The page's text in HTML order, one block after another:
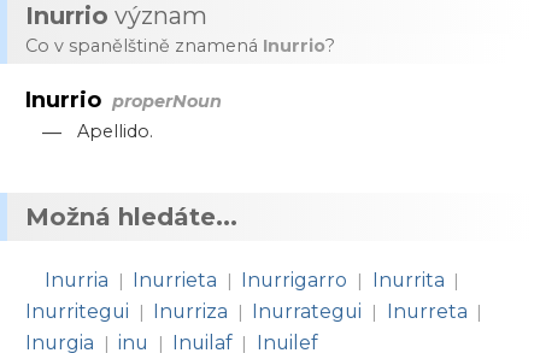
Inurrio význam
Co v spanělštině znamená Inurrio?
Inurrio properNoun
— Apellido.
Možná hledáte...
Inurria | Inurrieta | Inurrigarro | Inurrita |
Inurritegui | Inurriza | Inurrategui | Inurreta |
Inurgia | inu | Inuilaf | Inuilef